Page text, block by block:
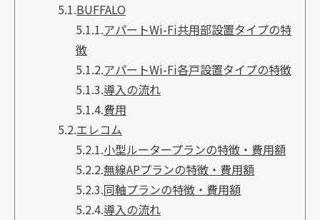
5.1.BUFFALO
5.1.1.アパートWi-Fi共用部設置タイプの特
徴
5.1.2.アパートWi-Fi各戸設置タイプの特徴
5.1.3.導入の流れ
5.1.4.費用
5.2.エレコム
5.2.1.小型ルータープランの特徴・費用額
5.2.2.無線APプランの特徴・費用額
5.2.3.同軸プランの特徴・費用額
5.2.4.導入の流れ